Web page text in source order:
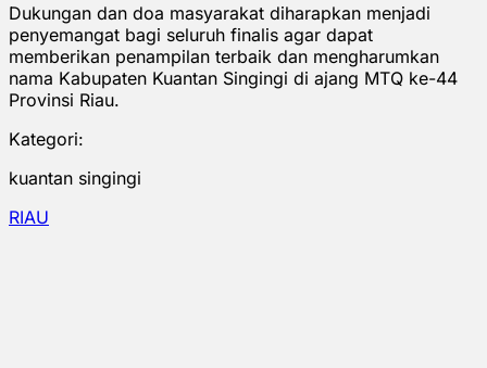
Dukungan dan doa masyarakat diharapkan menjadi
penyemangat bagi seluruh finalis agar dapat
memberikan penampilan terbaik dan mengharumkan
nama Kabupaten Kuantan Singingi di ajang MTQ ke-44
Provinsi Riau.
Kategori:
kuantan singingi
RIAU